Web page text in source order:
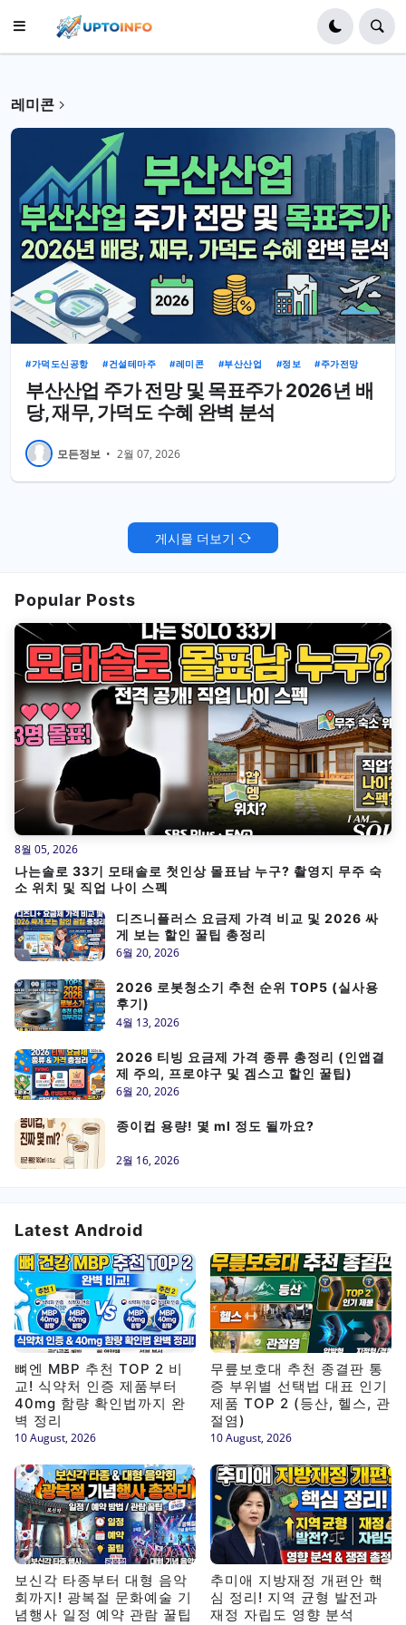
레미콘
가덕도신공항 건설테마주 레미콘 부산산업 정보 주가전망
부산산업 주가 전망 및 목표주가 2026년 배
당, 재무, 가덕도 수혜 완벽 분석
모든정보 • 2월 07, 2026
게시물 더보기
Popular Posts
나는솔로 33기 모태솔로 첫인상 몰표남 누구? 촬영지 무주 숙
소 위치 및 직업 나이 스펙
8월 05, 2026
디즈니플러스 요금제 가격 비교 및 2026 싸
게 보는 할인 꿀팁 총정리
6월 20, 2026
2026 로봇청소기 추천 순위 TOP5 (실사용
후기)
4월 13, 2026
2026 티빙 요금제 가격 종류 총정리 (인앱결
제 주의, 프로야구 및 겜스고 할인 꿀팁)
6월 20, 2026
종이컵 용량! 몇 ml 정도 될까요?
2월 16, 2026
Latest Android
뼈엔 MBP 추천 TOP 2 비
교! 식약처 인증 제품부터
40mg 함량 확인법까지 완
벽 정리
10 August, 2026
무릎보호대 추천 종결판 통
증 부위별 선택법 대표 인기
제품 TOP 2 (등산, 헬스, 관
절염)
10 August, 2026
보신각 타종부터 대형 음악
회까지! 광복절 문화예술 기
념행사 일정 예약 관람 꿀팁
추미애 지방재정 개편안 핵
심 정리! 지역 균형 발전과
재정 자립도 영향 분석